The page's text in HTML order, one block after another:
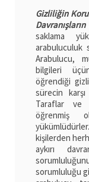
Gizliliğin
saklama
arabuluculuk
Arabulucu,
bilgileri
öğrendiği
sürecin
Taraflar ve
öğrenmiş
kişilerden
aykırı
sorumluluğu